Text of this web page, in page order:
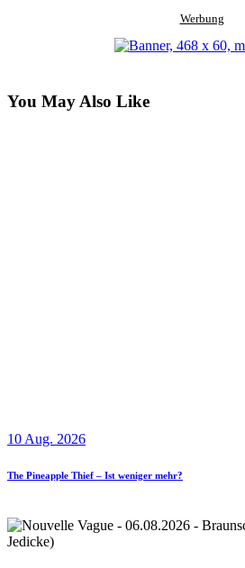
Werbung
You May Also Like
10 Aug. 2026
The Pineapple Thief – Ist weniger mehr?